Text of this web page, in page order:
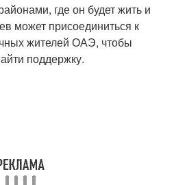
где он будет жить и
может присоединиться к
жителей ОАЭ, чтобы
поддержку.